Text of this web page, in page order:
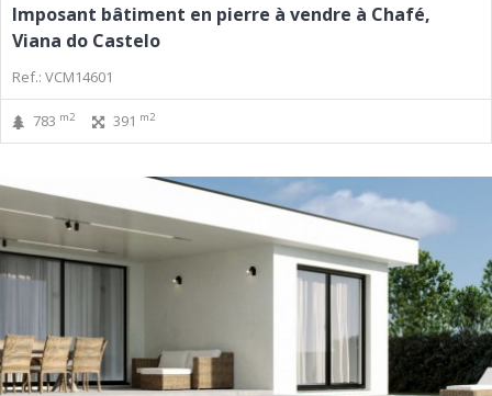
Imposant bâtiment en pierre à vendre à Chafé,
Viana do Castelo
Ref.: VCM14601
783 m2 391 m2